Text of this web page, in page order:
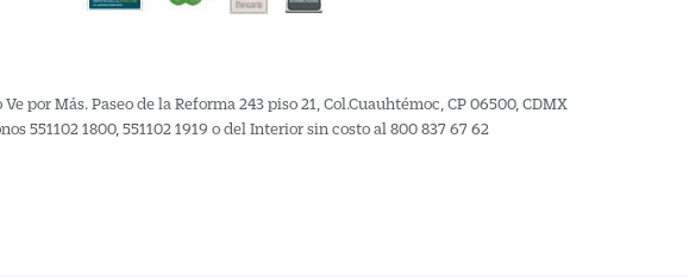
por Más. Paseo de la Reforma 243 piso 21, Col.Cuauhtémoc, CP 06500, CDMX
551102 1800, 551102 1919 o del Interior sin costo al 800 837 67 62